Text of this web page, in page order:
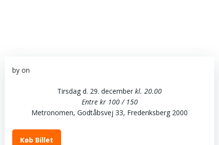
by on
Tirsdag d. 29. december kl. 20.00
Entre kr 100 / 150
Metronomen, Godtåbsvej 33, Frederiksberg 2000
Køb Billet